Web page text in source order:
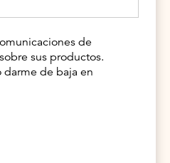
de
sus productos.
de baja en